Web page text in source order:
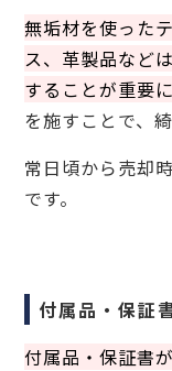
無垢材を使った
ス、革製品など
することが重要
を施すことで、
常日頃から売却
です。
付属品・保証
付属品・保証書